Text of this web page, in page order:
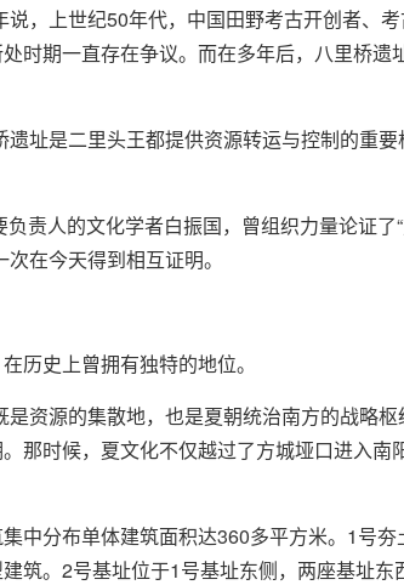
，上世纪50年代，中国田野考古开创者、
时期一直存在争议。而在多年后，八里桥
址是二里头王都提供资源转运与控制的重要
责人的文化学者白振国，曾组织力量论证了
在今天得到相互证明。
历史上曾拥有独特的地位。
资源的集散地，也是夏朝统治南方的战略
那时候，夏文化不仅越过了方城垭口进入
中分布单体建筑面积达360多平方米。1号
筑。2号基址位于1号基址东侧，两座基址